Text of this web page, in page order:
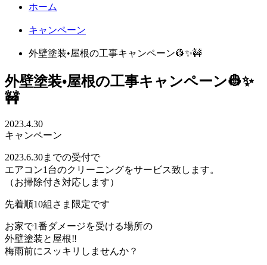
ホーム
キャンペーン
外壁塗装•屋根の工事キャンペーン👷✨🚧
外壁塗装•屋根の工事キャンペーン👷✨
🚧
2023.4.30
キャンペーン
2023.6.30までの受付で
エアコン1台のクリーニングをサービス致します。
（お掃除付き対応します）
先着順10組さま限定です
お家で1番ダメージを受ける場所の
外壁塗装と屋根‼️
梅雨前にスッキリしませんか？